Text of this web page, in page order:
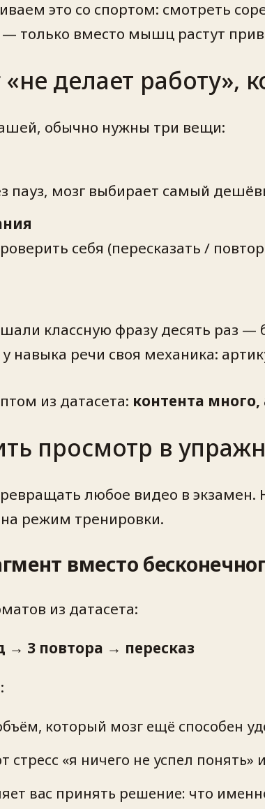
это со спортом: смотреть
только вместо мышц растут
делает работу»,
обычно нужны три вещи:
пауз, мозг выбирает самый
себя (пересказать /
классную фразу десять раз —
навыка речи своя механика:
из датасета: контента много,
просмотр в
любое видео в экзамен.
режим тренировки.
вместо
из датасета:
→ 3 повтора → пересказ
который мозг ещё способен
«я ничего не успел
вас принять решение: что